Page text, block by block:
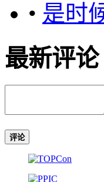
• 是时
最新评论
评论